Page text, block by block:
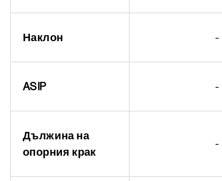
Наклон -
ASIP -
Дължина на
опорния крак
-